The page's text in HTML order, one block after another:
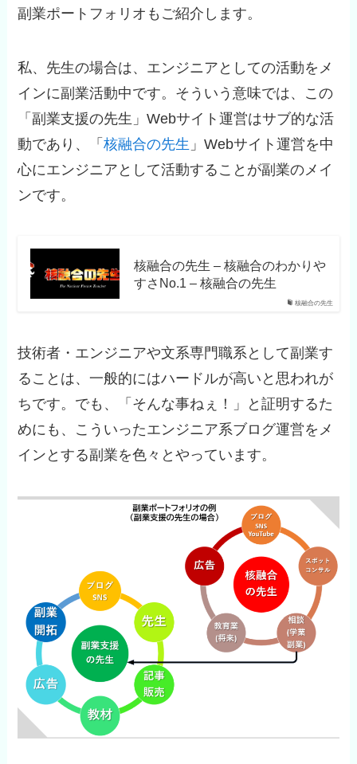
副業ポートフォリオもご紹介します。
私、先生の場合は、エンジニアとしての活動をメ
インに副業活動中です。そういう意味では、この
「副業支援の先生」Webサイト運営はサブ的な活
動であり、「核融合の先生 」Webサイト運営を中
心にエンジニアとして活動することが副業のメイ
ンです。
核融合の先生
核融合の先生 – 核融合のわかりや
すさNo.1 – 核融合の先生
技術者・エンジニアや文系専門職系として副業す
ることは、一般的にはハードルが高いと思われが
ちです。でも、「そんな事ねぇ！」と証明するた
めにも、こういったエンジニア系ブログ運営をメ
インとする副業を色々とやっています。